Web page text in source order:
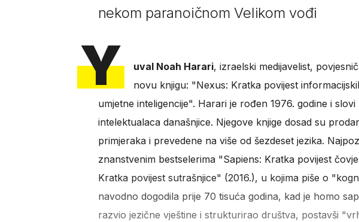
nekom paranoičnom Velikom vođi
Y uval Noah Harari, izraelski medijavelist,
novu knjigu: "Nexus: Kratka povijest
umjetne inteligencije". Harari je rođen 1976. godine i
intelektualaca današnjice. Njegove knjige dosad su
primjeraka i prevedene na više od šezdeset jezika.
znanstvenim bestselerima "Sapiens: Kratka povijest
Kratka povijest sutrašnjice" (2016.), u kojima piše o
navodno dogodila prije 70 tisuća godina, kad je homo
razvio jezične vještine i strukturirao društva, postavši